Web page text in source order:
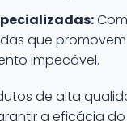
que
impecável.
de alta
a eficácia do